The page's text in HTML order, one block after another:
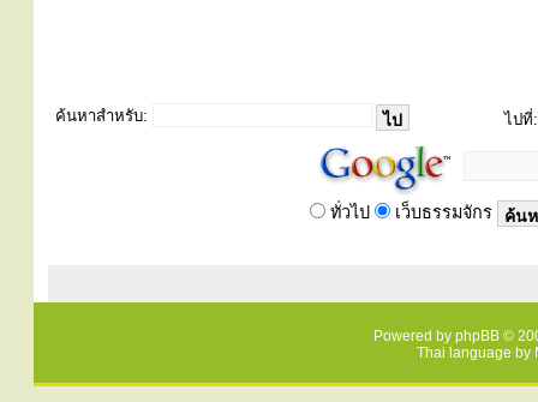
ค้นหาสำหรับ: ไปที่:
ทั่วไป เว็บธรรมจักร
Powered by phpBB ©
Thai language by